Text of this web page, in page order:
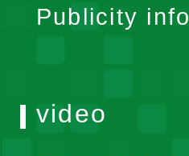
Publicity info
video